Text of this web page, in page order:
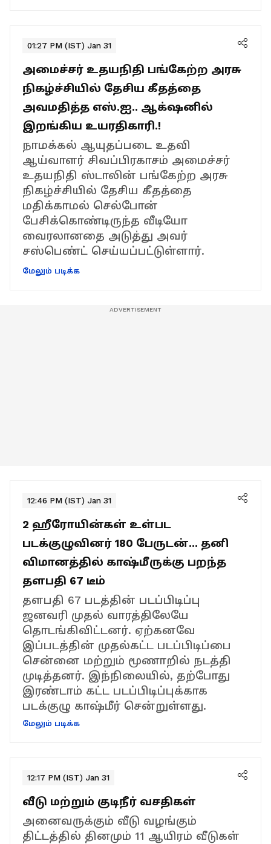
01:27 PM (IST) Jan 31
அமைச்சர் உதயநிதி பங்கேற்ற அரசு
நிகழ்ச்சியில் தேசிய கீதத்தை
அவமதித்த எஸ்.ஐ.. ஆக்‌ஷனில்
இறங்கிய உயரதிகாரி.!
நாமக்கல் ஆயுதப்படை உதவி
ஆய்வாளர் சிவப்பிரகாசம் அமைச்சர்
உதயநிதி ஸ்டாலின் பங்கேற்ற அரசு
நிகழ்ச்சியில் தேசிய கீதத்தை
மதிக்காமல் செல்போன்
பேசிக்கொண்டிருந்த வீடியோ
வைரலானதை அடுத்து அவர்
சஸ்பெண்ட் செய்யப்பட்டுள்ளார்.
மேலும் படிக்க
12:46 PM (IST) Jan 31
2 ஹீரோயின்கள் உள்பட
படக்குழுவினர் 180 பேருடன்... தனி
விமானத்தில் காஷ்மீருக்கு பறந்த
தளபதி 67 டீம்
தளபதி 67 படத்தின் படப்பிடிப்பு
ஜனவரி முதல் வாரத்திலேயே
தொடங்கிவிட்டனர். ஏற்கனவே
இப்படத்தின் முதல்கட்ட படப்பிடிப்பை
சென்னை மற்றும் மூணாறில் நடத்தி
முடித்தனர். இந்நிலையில், தற்போது
இரண்டாம் கட்ட படப்பிடிப்புக்காக
படக்குழு காஷ்மீர் சென்றுள்ளது.
மேலும் படிக்க
12:17 PM (IST) Jan 31
வீடு மற்றும் குடிநீர் வசதிகள்
அனைவருக்கும் வீடு வழங்கும்
திட்டத்தில் தினமும் 11 ஆயிரம் வீடுகள்